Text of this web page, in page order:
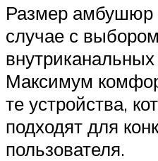
Размер амбушюр
случае с выбором
Максимум
те устройства,
подходят для
пользователя.